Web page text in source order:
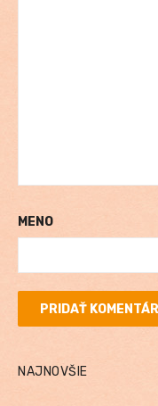
MENO
NAJNOVŠIE